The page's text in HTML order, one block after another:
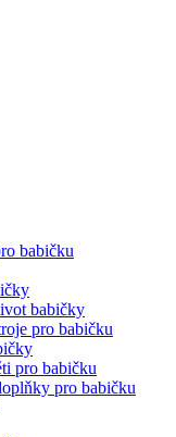
babičku
babičky
pro babičku
pro babičku
pro babičku